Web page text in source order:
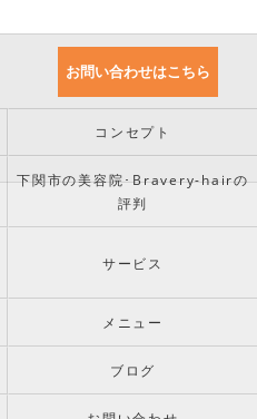
お問い合わせはこちら
コンセプト
下関市の美容院･Bravery-hairの
評判
サービス
メニュー
ブログ